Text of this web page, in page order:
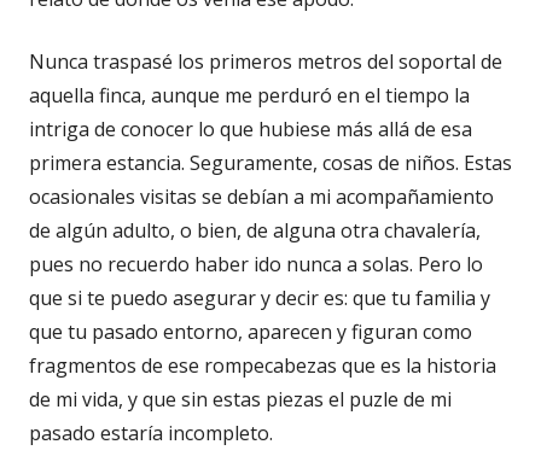
Nunca traspasé los primeros metros del soportal de
aquella finca, aunque me perduró en el tiempo la
intriga de conocer lo que hubiese más allá de esa
primera estancia. Seguramente, cosas de niños. Estas
ocasionales visitas se debían a mi acompañamiento
de algún adulto, o bien, de alguna otra chavalería,
pues no recuerdo haber ido nunca a solas. Pero lo
que si te puedo asegurar y decir es: que tu familia y
que tu pasado entorno, aparecen y figuran como
fragmentos de ese rompecabezas que es la historia
de mi vida, y que sin estas piezas el puzle de mi
pasado estaría incompleto.